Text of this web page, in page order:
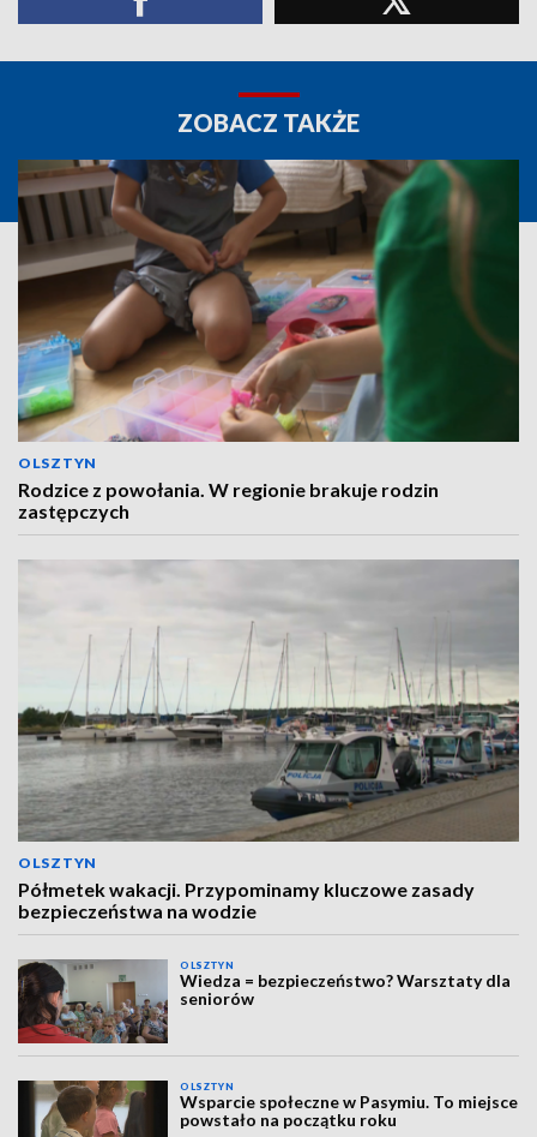
ZOBACZ TAKŻE
OLSZTYN
Rodzice z powołania. W regionie brakuje rodzin
zastępczych
OLSZTYN
Półmetek wakacji. Przypominamy kluczowe zasady
bezpieczeństwa na wodzie
OLSZTYN
Wiedza = bezpieczeństwo? Warsztaty dla
seniorów
OLSZTYN
Wsparcie społeczne w Pasymiu. To miejsce
powstało na początku roku